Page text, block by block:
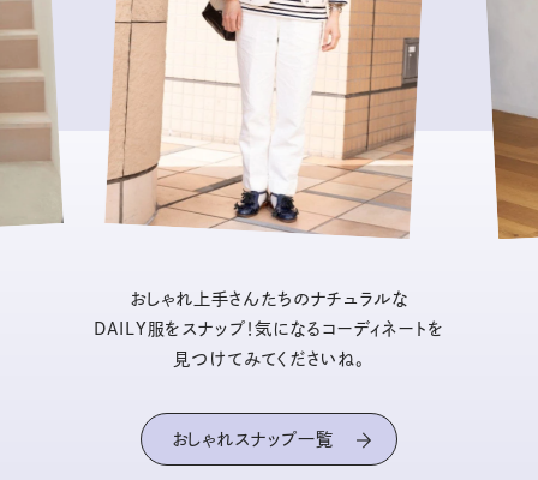
おしゃれ上手さんたちのナチュラルな
DAILY服をスナップ！気になるコーディネートを
見つけてみてくださいね。
おしゃれスナップ一覧